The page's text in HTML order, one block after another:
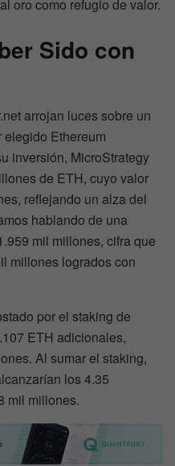
oro como refugio de valor.
Sido con
arrojan luces sobre un
Ethereum
inversión, MicroStrategy
de ETH, cuyo valor
reflejando un alza del
hablando de una
mil millones, cifra que
millones logrados con
por el staking de
ETH adicionales,
Al sumar el staking,
los 4.35
mil millones.